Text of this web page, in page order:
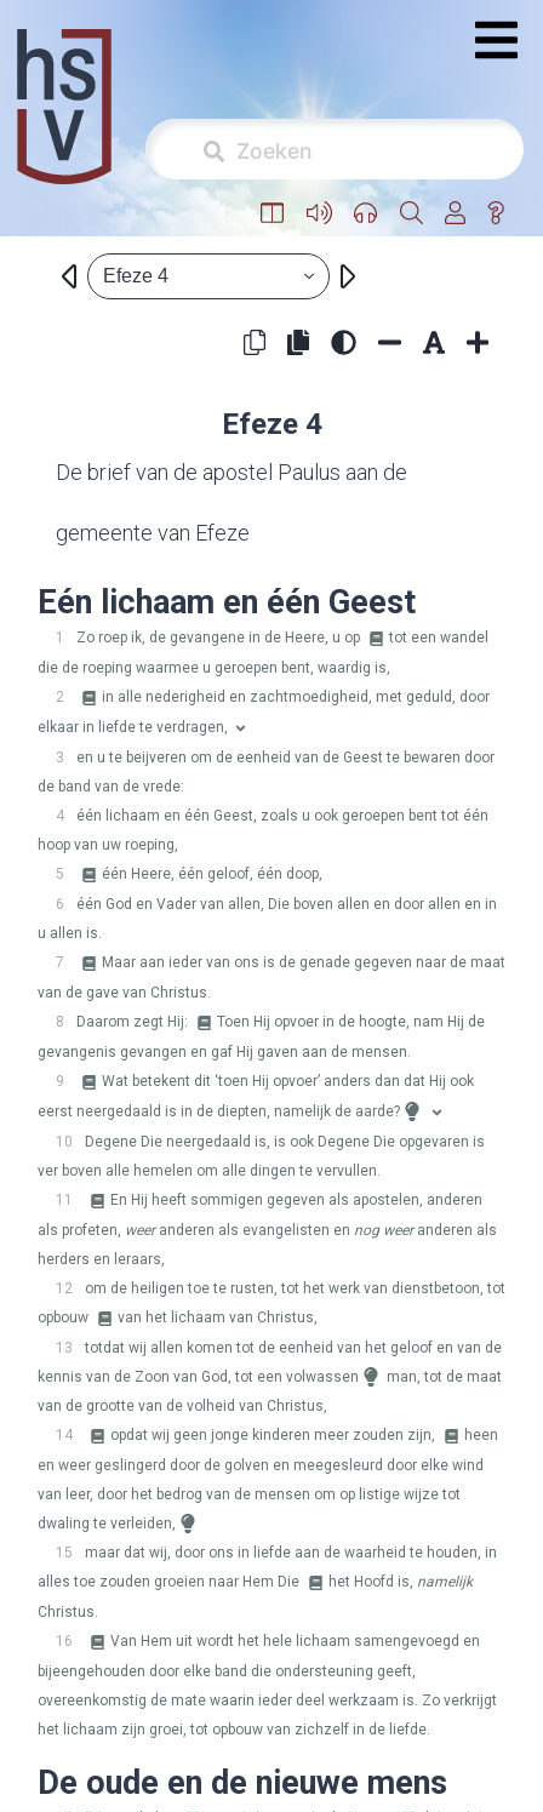
Efeze 4
Efeze 4
De brief van de apostel Paulus aan de
gemeente van Efeze
Eén lichaam en één Geest
1 Zo roep ik, de gevangene in de Heere, u op
tot een wandel
die de roeping waarmee u geroepen bent, waardig is,
2
in alle nederigheid en zachtmoedigheid, met geduld, door
elkaar in liefde te verdragen,
3
en u te beijveren om de eenheid van de Geest te bewaren door
de band van de vrede:
4
één lichaam en één Geest, zoals u ook geroepen bent tot één
hoop van uw roeping,
5
één Heere, één geloof, één doop,
6
één God en Vader van allen, Die boven allen en door allen en in
u allen is.
7
Maar aan ieder van ons is de genade gegeven naar de maat
van de gave van Christus.
8
Daarom zegt Hij:
Toen Hij opvoer in de hoogte, nam Hij de
gevangenis gevangen en gaf Hij gaven aan de mensen.
9
Wat betekent dit ‘toen Hij opvoer’ anders dan dat Hij ook
eerst neergedaald is in de diepten, namelijk de aarde?
10
Degene Die neergedaald is, is ook Degene Die opgevaren is
ver boven alle hemelen om alle dingen te vervullen.
11
En Hij heeft sommigen gegeven als apostelen, anderen
als profeten, weeranderen als evangelisten en nog weeranderen als
herders en leraars,
12
om de heiligen toe te rusten, tot het werk van dienstbetoon, tot
opbouw
van het lichaam van Christus,
13
totdat wij allen komen tot de eenheid van het geloof en van de
kennis van de Zoon van God, tot een volwassen
man, tot de maat
van de grootte van de volheid van Christus,
14
opdat wij geen jonge kinderen meer zouden zijn,
heen
en weer geslingerd door de golven en meegesleurd door elke wind
van leer, door het bedrog van de mensen om op listige wijze tot
dwaling te verleiden,
15
maar dat wij, door ons in liefde aan de waarheid te houden, in
alles toe zouden groeien naar Hem Die
het Hoofd is, namelijk
Christus.
16
Van Hem uit wordt het hele lichaam samengevoegd en
bijeengehouden door elke band die ondersteuning geeft,
overeenkomstig de mate waarin ieder deel werkzaam is. Zo verkrijgt
het lichaam zijn groei, tot opbouw van zichzelf in de liefde.
De oude en de nieuwe mens